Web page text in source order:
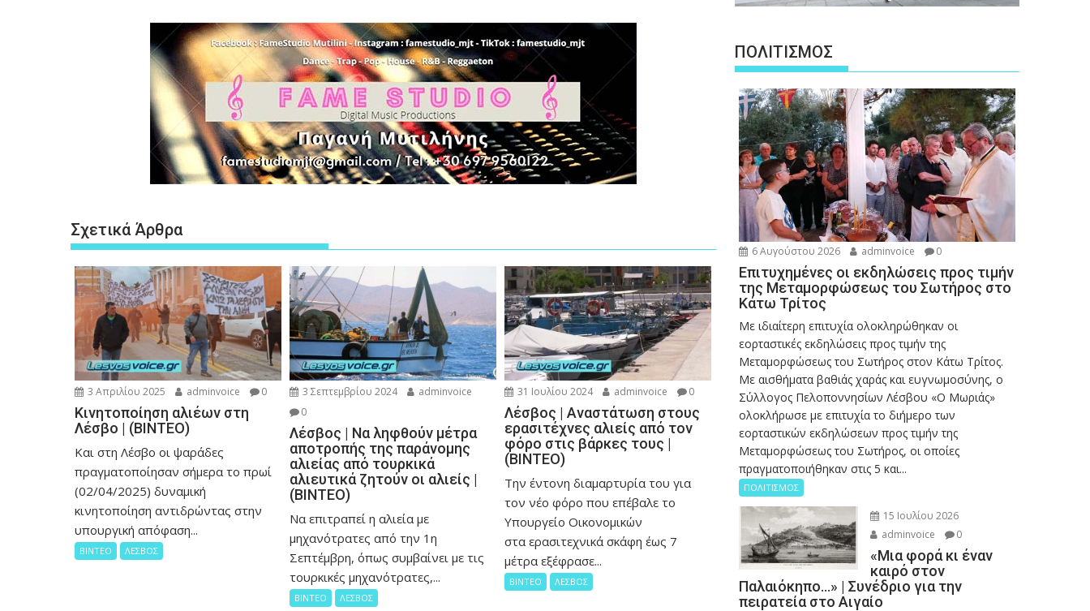
Σχετικά Άρθρα
3 Απριλίου 2025 adminvoice 0
Κινητοποίηση αλιέων στη
Λέσβο | (ΒΙΝΤΕΟ)
Και στη Λέσβο οι ψαράδες
πραγματοποίησαν σήμερα το πρωί
(02/04/2025) δυναμική
κινητοποίηση αντιδρώντας στην
υπουργική απόφαση...
ΒΙΝΤΕΟ ΛΕΣΒΟΣ
3 Σεπτεμβρίου 2024
adminvoice
0
Λέσβος | Να ληφθούν μέτρα
αποτροπής της παράνομης
αλιείας από τουρκικά
αλιευτικά ζητούν οι αλιείς |
(ΒΙΝΤΕΟ)
Να επιτραπεί η αλιεία με
μηχανότρατες από την 1η
Σεπτέμβρη, όπως συμβαίνει με τις
τουρκικές μηχανότρατες,...
ΒΙΝΤΕΟ ΛΕΣΒΟΣ
31 Ιουλίου 2024 adminvoice 0
Λέσβος | Αναστάτωση στους
ερασιτέχνες αλιείς από τον
φόρο στις βάρκες τους |
(ΒΙΝΤΕΟ)
Την έντονη διαμαρτυρία του για
τον νέο φόρο που επέβαλε το
Υπουργείο Οικονομικών
στα ερασιτεχνικά σκάφη έως 7
μέτρα εξέφρασε...
ΒΙΝΤΕΟ ΛΕΣΒΟΣ
ΠΟΛΙΤΙΣΜΟΣ
6 Αυγούστου 2026 adminvoice 0
Επιτυχημένες οι εκδηλώσεις προς τιμήν
της Μεταμορφώσεως του Σωτήρος στο
Κάτω Τρίτος
Με ιδιαίτερη επιτυχία ολοκληρώθηκαν οι
εορταστικές εκδηλώσεις προς τιμήν της
Μεταμορφώσεως του Σωτήρος στον Κάτω Τρίτος.
Με αισθήματα βαθιάς χαράς και ευγνωμοσύνης, ο
Σύλλογος Πελοποννησίων Λέσβου «Ο Μωριάς»
ολοκλήρωσε με επιτυχία το διήμερο των
εορταστικών εκδηλώσεων προς τιμήν της
Μεταμορφώσεως του Σωτήρος, οι οποίες
πραγματοποιήθηκαν στις 5 και...
ΠΟΛΙΤΙΣΜΟΣ
15 Ιουλίου 2026
adminvoice
0
«Μια φορά κι έναν
καιρό στον
Παλαιόκηπο…» | Συνέδριο για την
πειρατεία στο Αιγαίο